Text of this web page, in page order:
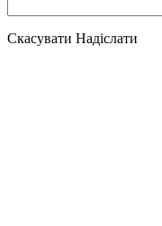
Скасувати Надіслати